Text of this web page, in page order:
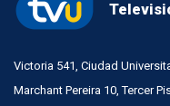
Victoria 541, Ciudad
Marchant Pereira 10, Tercer